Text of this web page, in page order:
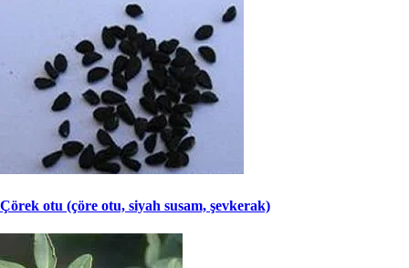
Çörek otu (çöre otu, siyah susam, şevkerak)